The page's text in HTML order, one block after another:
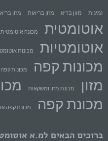
זמינות מזון בריא מזון בריאות מזון
אוטומטית
מכונה
אוטומטיות
מכונות
מכונות קפה מכונות
מזון
מכונת מזון ומשקאות
מכונת קפה
מכונת קפה
ברוכים הבאים למ.א